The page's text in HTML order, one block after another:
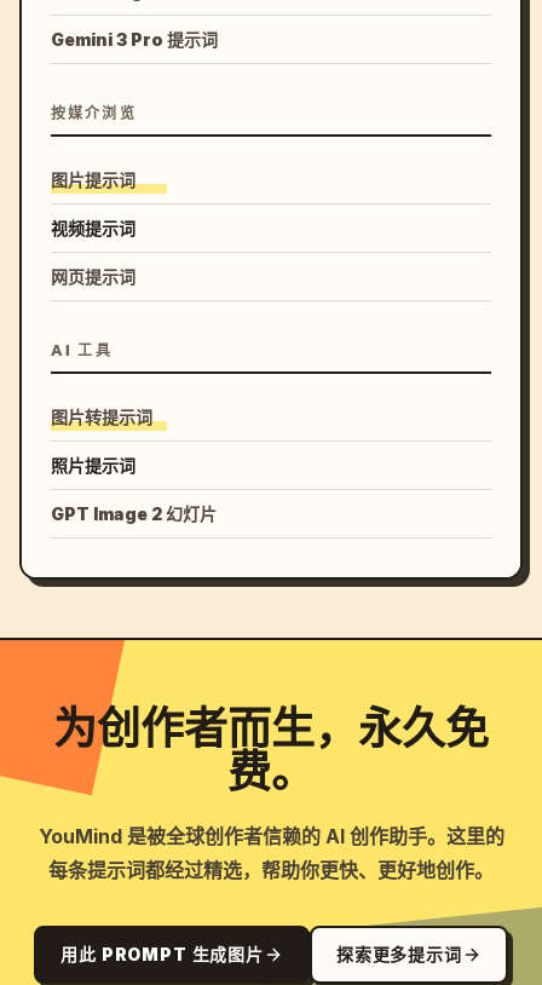
Gemini 3 Pro 提示词
按媒介浏览
图片提示词
视频提示词
网页提示词
AI 工具
图片转提示词
照片提示词
GPT Image 2 幻灯片
为创作者而生，永久免
费。
YouMind 是被全球创作者信赖的 AI 创作助手。这里的
每条提示词都经过精选，帮助你更快、更好地创作。
用此 PROMPT 生成图片 探索更多提示词